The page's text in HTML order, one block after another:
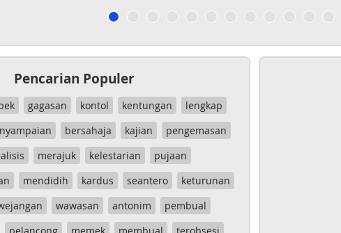
Pencarian Populer
gagasan kontol kentungan
lengkap
bersahaja kajian
pengemasan
merajuk kelestarian
pujaan
mendidih kardus seantero
keturunan
wawasan antonim
pembual